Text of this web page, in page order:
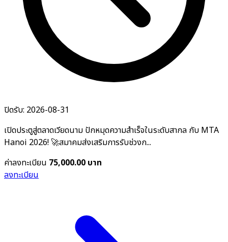
ปิดรับ: 2026-08-31
เปิดประตูสู่ตลาดเวียดนาม ปักหมุดความสำเร็จในระดับสากล กับ MTA
Hanoi 2026! 🚀สมาคมส่งเสริมการรับช่วงก...
ค่าลงทะเบียน 75,000.00 บาท
ลงทะเบียน